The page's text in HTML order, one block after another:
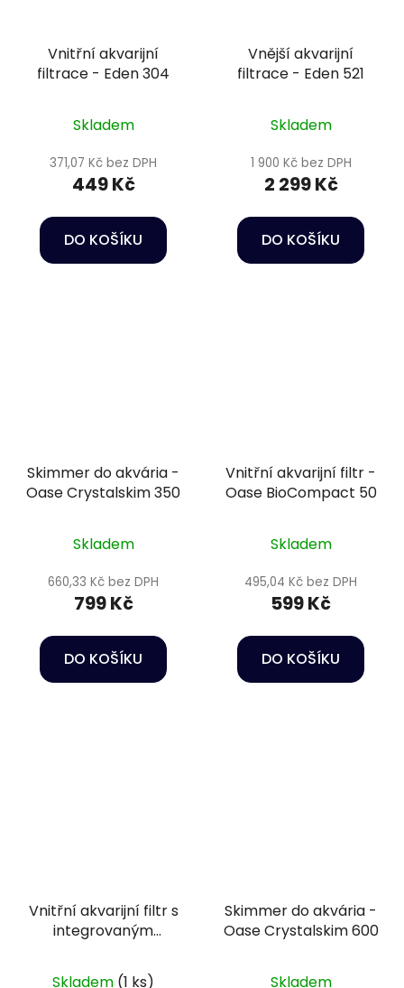
Vnitřní akvarijní
filtrace - Eden 304
Skladem
371,07 Kč bez DPH
449 Kč
DO KOŠÍKU
Vnější akvarijní
filtrace - Eden 521
Skladem
1 900 Kč bez DPH
2 299 Kč
DO KOŠÍKU
Skimmer do akvária -
Oase Crystalskim 350
Skladem
660,33 Kč bez DPH
799 Kč
DO KOŠÍKU
Vnitřní akvarijní filtr -
Oase BioCompact 50
Skladem
495,04 Kč bez DPH
599 Kč
DO KOŠÍKU
Vnitřní akvarijní filtr s
integrovaným
BioPlus Thermo 200
Skladem (1 ks)
Skimmer do akvária -
Oase Crystalskim 600
Skladem